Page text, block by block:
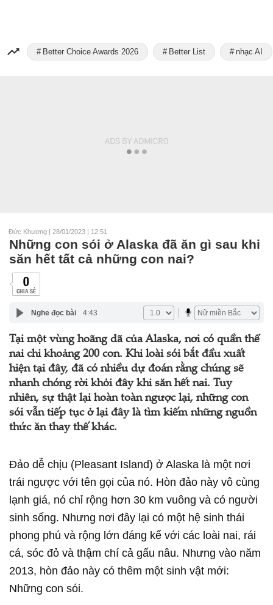
Better Choice Awards 2026 Better List nhạc AI
Đức Khương | 28/01/2023 | 12:51
Những con sói ở Alaska đã ăn gì sau khi
săn hết tất cả những con nai?
0
CHIA SẺ
Nghe đọc bài 4:43
Tại một vùng hoãng dã của Alaska, nơi có quần thể
nai chỉ khoảng 200 con. Khi loài sói bắt đầu xuất
hiện tại đây, đã có nhiều dự đoán rằng chúng sẽ
nhanh chóng rời khỏi đây khi săn hết nai. Tuy
nhiên, sự thật lại hoàn toàn ngược lại, những con
sói vẫn tiếp tục ở lại đây là tìm kiếm những nguồn
thức ăn thay thế khác.
Đảo dễ chịu (Pleasant Island) ở Alaska là một nơi
trái ngược với tên gọi của nó. Hòn đảo này vô cùng
lạnh giá, nó chỉ rộng hơn 30 km vuông và có người
sinh sống. Nhưng nơi đây lại có một hệ sinh thái
phong phú và rộng lớn đáng kể với các loài nai, rái
cá, sóc đỏ và thậm chí cả gấu nâu. Nhưng vào năm
2013, hòn đảo này có thêm một sinh vật mới:
Những con sói.